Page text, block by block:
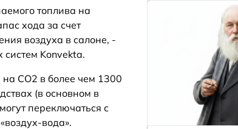
топлива на
хода за счет
воздуха в салоне, -
Konvekta.
CO2 в более чем 1300
(в основном в
переключаться с
вода».